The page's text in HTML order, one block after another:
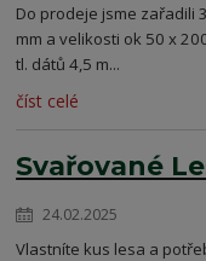
Do prodeje jsme zařadili
mm a velikosti ok 50 x
tl. dátů 4,5 m...
číst celé
Svařované
24.02.2025
Vlastníte kus lesa a